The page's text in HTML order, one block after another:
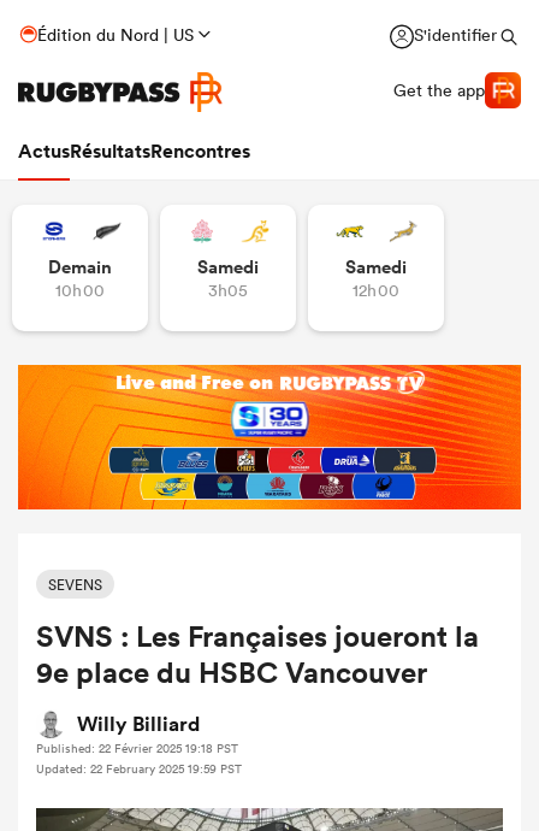
Édition du Nord | US S'identifier
Get the app
ActusRésultatsRencontres
Demain
10h00
Samedi
3h05
Samedi
12h00
SEVENS
SVNS : Les Françaises joueront la
9e place du HSBC Vancouver
Willy Billiard
Published: 22 Février 2025 19:18 PST
Updated: 22 February 2025 19:59 PST